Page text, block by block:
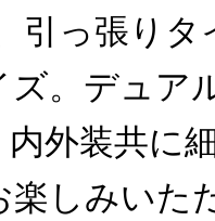
引っ張り
。デュア
外装共に
楽しみいた